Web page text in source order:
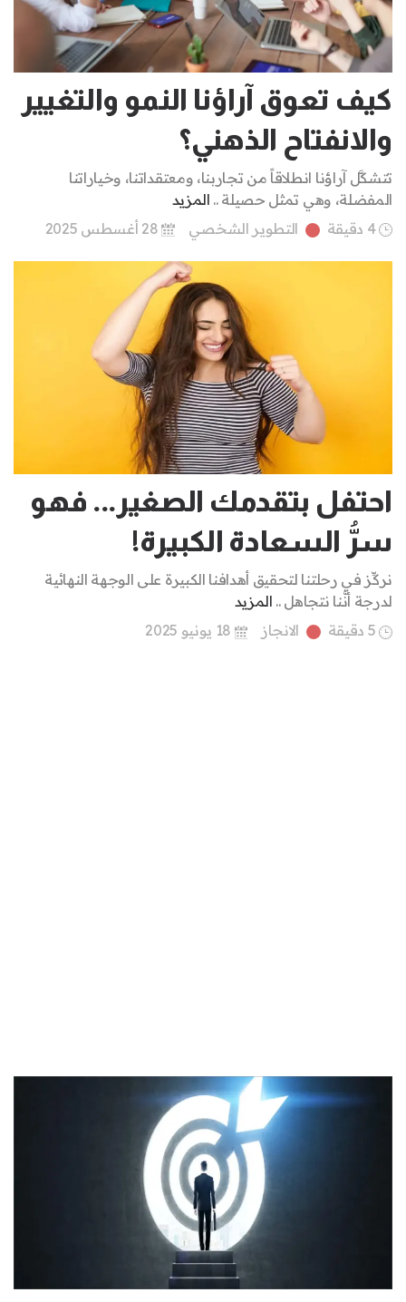
كيف تعوق آراؤنا النمو والتغيير
والانفتاح الذهني؟
تتشكَّل آراؤنا انطلاقاً من تجاربنا، ومعتقداتنا، وخياراتنا
المفضلة، وهي تمثل حصيلة .. المزيد
4 دقيقة
التطوير الشخصي 28 أغسطس 2025
احتفل بتقدمك الصغير... فهو
سرُّ السعادة الكبيرة!
نركِّز في رحلتنا لتحقيق أهدافنا الكبيرة على الوجهة النهائية
لدرجة أنَّنا نتجاهل .. المزيد
5 دقيقة
الانجاز